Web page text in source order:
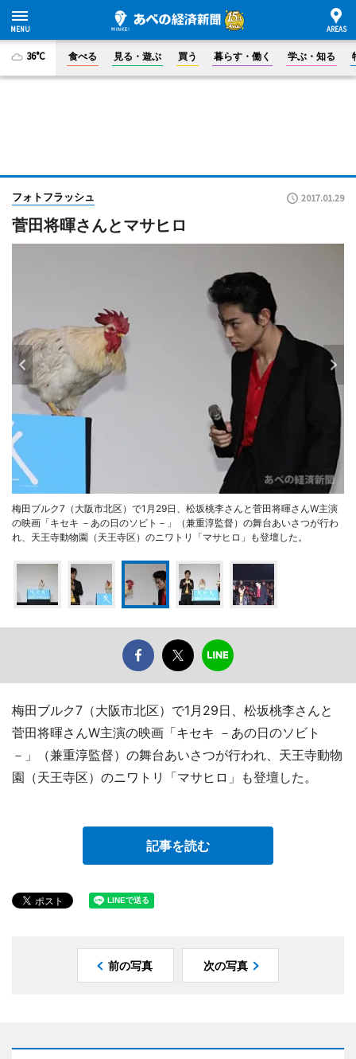
36°C 食べる 見る・遊ぶ 買う 暮らす・働く 学ぶ・知る
フォトフラッシュ 2017.01.29
菅田将暉さんとマサヒロ
梅田ブルク7（大阪市北区）で1月29日、松坂桃李さんと菅田将暉さんW主演
の映画「キセキ －あの日のソビト－」（兼重淳監督）の舞台あいさつが行わ
れ、天王寺動物園（天王寺区）のニワトリ「マサヒロ」も登壇した。
梅田ブルク7（大阪市北区）で1月29日、松坂桃李さんと
菅田将暉さんW主演の映画「キセキ －あの日のソビト
－」（兼重淳監督）の舞台あいさつが行われ、天王寺動物
園（天王寺区）のニワトリ「マサヒロ」も登壇した。
記事を読む
前の写真 次の写真